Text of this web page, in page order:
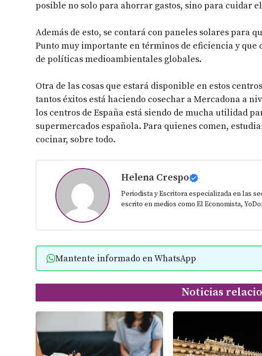
posible no solo para ahorrar gastos, sino para cuidar
Además de esto, se contará con paneles solares para
Punto muy importante en términos de eficiencia y que
de políticas medioambientales globales.
Otra de las cosas que estará disponible en estos
tantos éxitos está haciendo cosechar a Mercadona a
los centros de España está siendo de mucha utilidad
supermercados española. Para quienes comen,
cocinar, sobre todo.
Helena Crespo
Periodista y Escritora especializada en las
escrito en medios como El Economista,
Mantente informado en WhatsApp
Noticias